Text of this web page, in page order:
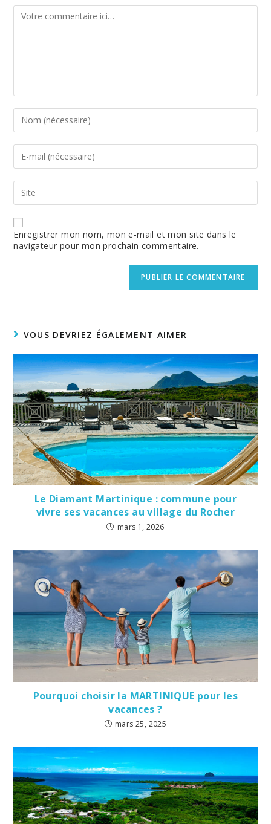
Comment
Enter
your
name
or
username
to
comment
Enter
your
email
address
to
comment
Enter
your
website
URL
(optional)
Enregistrer mon nom, mon e-mail et mon site dans le
navigateur pour mon prochain commentaire.
VOUS DEVRIEZ ÉGALEMENT AIMER
Le Diamant Martinique : commune pour
vivre ses vacances au village du Rocher
mars 1, 2026
Pourquoi choisir la MARTINIQUE pour les
vacances ?
mars 25, 2025